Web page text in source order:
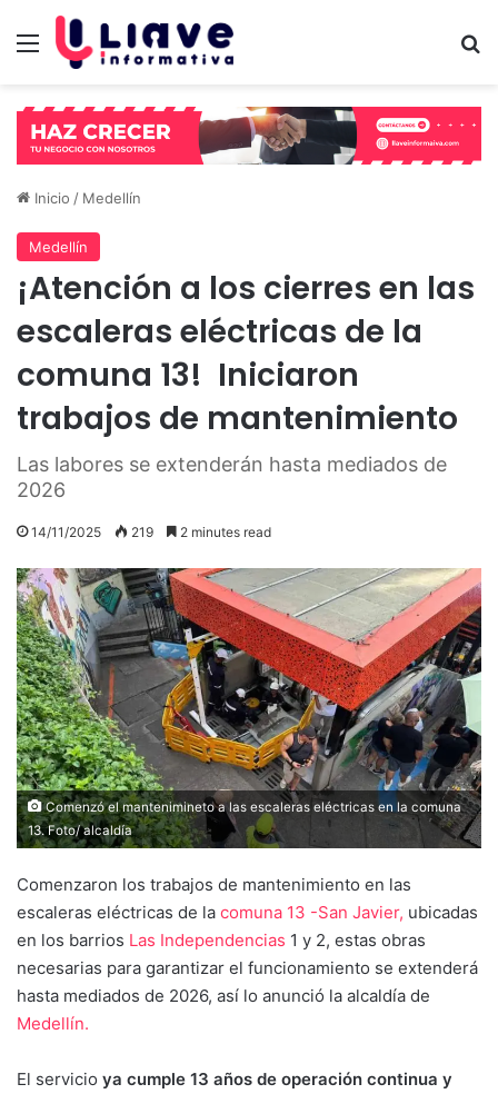
Menú
Inicio / Medellín
Medellín
¡Atención a los cierres en las
escaleras eléctricas de la
comuna 13! Iniciaron
trabajos de mantenimiento
Las labores se extenderán hasta mediados de
2026
14/11/2025 219 2 minutes read
Comenzó el mantenimineto a las escaleras eléctricas en la comuna
13. Foto/ alcaldía
Comenzaron los trabajos de mantenimiento en las
escaleras eléctricas de la comuna 13 -San Javier, ubicadas
en los barrios Las Independencias 1 y 2, estas obras
necesarias para garantizar el funcionamiento se extenderá
hasta mediados de 2026, así lo anunció la alcaldía de
Medellín.
El servicio ya cumple 13 años de operación continua y